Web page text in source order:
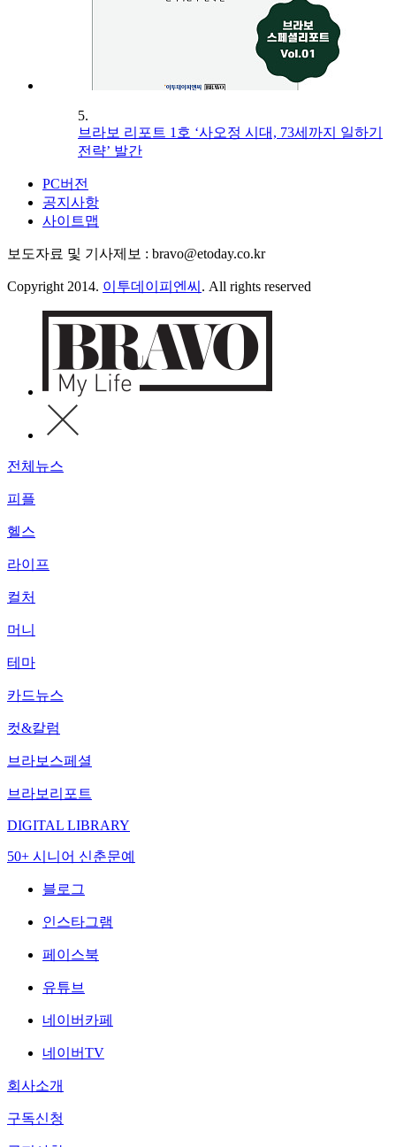
5.
브라보 리포트 1호 ‘사오정 시대, 73세까지 일하기
전략’ 발간
PC버전
공지사항
사이트맵
보도자료 및 기사제보 : bravo@etoday.co.kr
Copyright 2014. 이투데이피엔씨 . All rights reserved
전체뉴스
피플
헬스
라이프
컬처
머니
테마
카드뉴스
컷&칼럼
브라보스페셜
브라보리포트
DIGITAL LIBRARY
50+ 시니어 신춘문예
블로그
인스타그램
페이스북
유튜브
네이버카페
네이버TV
회사소개
구독신청